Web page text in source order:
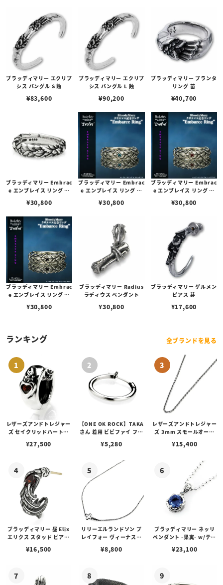
ブラッディマリー エクリプ
シス バングル S 蝕
¥83,600
ブラッディマリー エクリプ
シス バングル L 蝕
¥90,200
ブラッディマリー プランタ
リング 苗
¥40,700
ブラッディマリー Embrac
e エンブレイス リング ダ
¥30,800
ブラッディマリー Embrac
e エンブレイス リング ブ
¥30,800
ブラッディマリー Embrac
e エンブレイス リング レ
¥30,800
ブラッディマリー Embrac
e エンブレイス リング ブ
¥30,800
ブラッディマリー Radius
ラディウス ペンダント
¥30,800
ブラッディマリー ゲルメン
ピアス 芽
¥17,600
ランキング 全ブランドを見る
レザーズアンドトレジャー
ズ セイクリッドハートピ
¥27,500
【ONE OK ROCK】TAKA
さん 着用 ビビファイ フー
¥5,280
レザーズアンドトレジャー
ズ 3mm スモールオーバ
ブスタークラスプ＆LTロ
¥15,400
ブラッディマリー 昼 Elix
エリクス スタッド ピアス
¥16,500
リリーエルランドソン プ
レイフォー ヴィーナスチ
¥8,800
ブラッディマリー ネッリ
ペンダント -果実- w/ティ
¥23,100